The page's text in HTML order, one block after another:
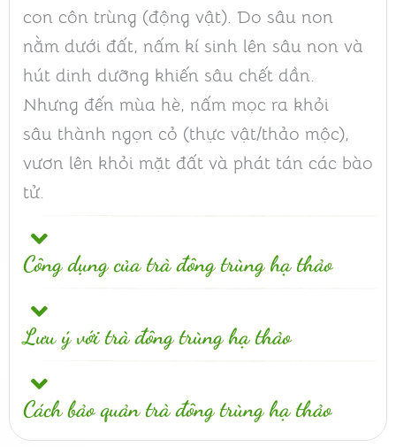
con côn trùng (động vật). Do sâu non
nằm dưới đất, nấm kí sinh lên sâu non và
hút dinh dưỡng khiến sâu chết dần.
Nhưng đến mùa hè, nấm mọc ra khỏi
sâu thành ngọn cỏ (thực vật/thảo mộc),
vươn lên khỏi mặt đất và phát tán các bào
tử.
Công dụng của trà đông trùng hạ thảo
Lưu ý với trà đông trùng hạ thảo
Cách bảo quản trà đông trùng hạ thảo